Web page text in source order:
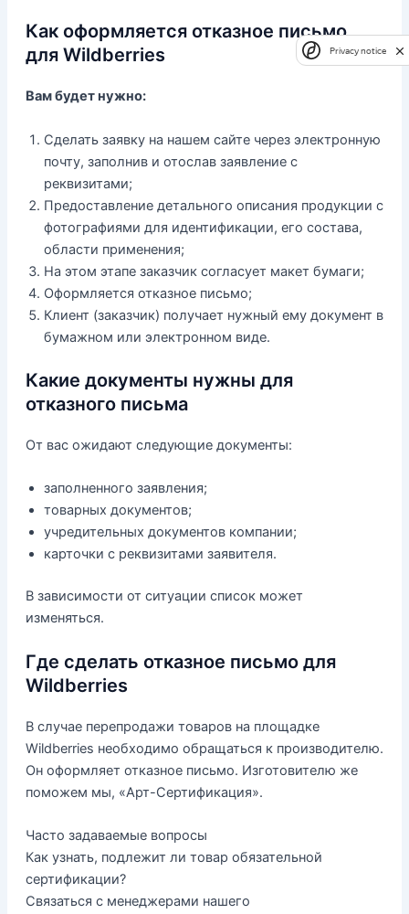
Как оформляется отказное письмо
для Wildberries
Вам будет нужно:
Сделать заявку на нашем сайте через электронную
почту, заполнив и отослав заявление с
реквизитами;
Предоставление детального описания продукции с
фотографиями для идентификации, его состава,
области применения;
На этом этапе заказчик согласует макет бумаги;
Оформляется отказное письмо;
Клиент (заказчик) получает нужный ему документ в
бумажном или электронном виде.
Какие документы нужны для
отказного письма
От вас ожидают следующие документы:
заполненного заявления;
товарных документов;
учредительных документов компании;
карточки с реквизитами заявителя.
В зависимости от ситуации список может
изменяться.
Где сделать отказное письмо для
Wildberries
В случае перепродажи товаров на площадке
Wildberries необходимо обращаться к производителю.
Он оформляет отказное письмо. Изготовителю же
поможем мы, «Арт-Сертификация».
Часто задаваемые вопросы
Как узнать, подлежит ли товар обязательной
сертификации?
Связаться с менеджерами нашего
Privacy notice